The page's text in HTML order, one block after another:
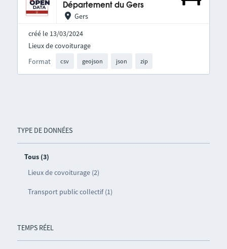
TYPE DE DONNÉES
Tous (3)
Lieux de covoiturage (2)
Transport public collectif (1)
TEMPS RÉEL
Département du Gers
Gers
créé le 13/03/2024
Format csv geojson json zip
Lieux de covoiturage